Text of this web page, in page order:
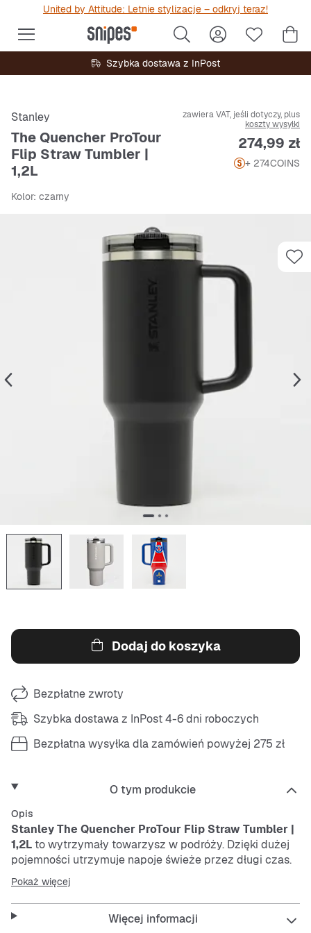
United by Attitude: Letnie stylizacje – odkryj teraz!
Szybka dostawa z InPost
Stanley
The Quencher ProTour
Flip Straw Tumbler |
1,2L
zawiera VAT, jeśli dotyczy, plus
koszty wysyłki
Cena
274,99 zł
+ 274COINS
Kolor: czarny
Dodaj do koszyka
Bezpłatne zwroty
Szybka dostawa z InPost 4-6 dni roboczych
Bezpłatna wysyłka dla zamówień powyżej 275 zł
O tym produkcie
Opis
Stanley The Quencher ProTour Flip Straw Tumbler |
1,2L to wytrzymały towarzysz w podróży. Dzięki dużej
pojemności utrzymuje napoje świeże przez długi czas.
Praktyczna słomka do picia łatwo się otwiera, co
sprawia, że picie jest bardzo wygodne.
Pokaż więcej
Więcej informacji